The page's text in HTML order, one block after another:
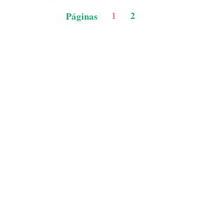
Páginas 1 2